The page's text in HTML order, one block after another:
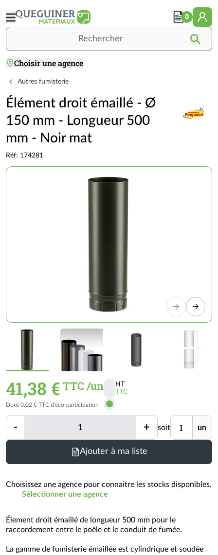
au
contenu
Choisir une agence
0
Accueil
TOITURE
COUVERTURE
Fumisterie
Autres fumisterie
Élément droit émaillé - Ø
150 mm - Longueur 500
mm - Noir mat
Réf: 174281
41,38 € TTC /un
Activer
les
prix
HT
TTC
Dont 0,02 € TTC d'éco-participation
- Quantité + soit Unité un
Ajouter à ma liste
Choisissez une agence pour connaitre les stocks disponibles.
Sélectionner une agence
Élement droit émaillé de longueur 500 mm pour le
raccordement entre le poêle et le conduit de fumée.
La gamme de fumisterie émaillée est cylindrique et soudée